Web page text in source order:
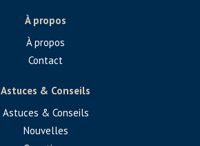
À propos
À propos
Contact
Astuces & Conseils
Astuces & Conseils
Nouvelles